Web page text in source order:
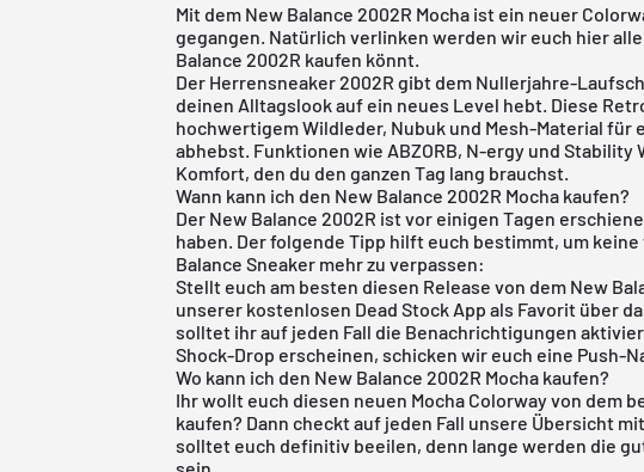
Mit dem New Balance 2002R Mocha ist ein neuer
gegangen. Natürlich verlinken werden wir euch hier
Balance 2002R kaufen könnt.
Der Herrensneaker 2002R gibt dem Nullerjahre-
deinen Alltagslook auf ein neues Level hebt. Diese
hochwertigem Wildleder, Nubuk und Mesh-Material für
abhebst. Funktionen wie ABZORB, N-ergy und Stability
Komfort, den du den ganzen Tag lang brauchst.
Wann kann ich den New Balance 2002R Mocha kaufen?
Der New Balance 2002R ist vor einigen Tagen
haben. Der folgende Tipp hilft euch bestimmt, um
Balance Sneaker mehr zu verpassen:
Stellt euch am besten diesen Release von dem New
unserer kostenlosen Dead Stock App als Favorit über
solltet ihr auf jeden Fall die Benachrichtigungen
Shock-Drop erscheinen, schicken wir euch eine Push-
Wo kann ich den New Balance 2002R Mocha kaufen?
Ihr wollt euch diesen neuen Mocha Colorway von dem
kaufen? Dann checkt auf jeden Fall unsere Übersicht
solltet euch definitiv beeilen, denn lange werden die